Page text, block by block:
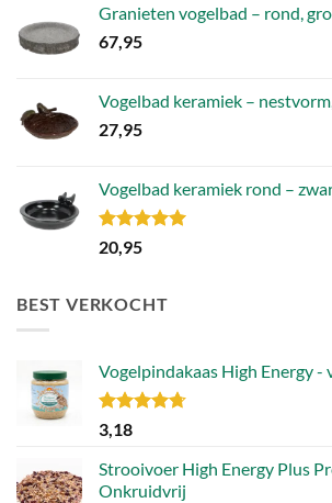
Granieten vogelbad – rond,
67,95
Vogelbad keramiek –
27,95
Vogelbad keramiek rond –
Gewaardeerd
5.00
20,95
BEST VERKOCHT
Vogelpindakaas High Energy -
Gewaardeerd
4.70
3,18
Strooivoer High Energy Plus
Onkruidvrij